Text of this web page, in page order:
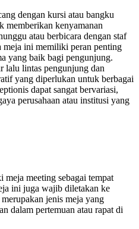
dengan kursi atau bangku
memberikan kenyamanan
atau berbicara dengan staf
meja ini memiliki peran penting
yang baik bagi pengunjung.
lalu lintas pengunjung dan
yang diperlukan untuk berbagai
dapat sangat bervariasi,
perusahaan atau institusi yang
meja meeting sebagai tempat
ini juga wajib diletakan ke
jenis meja yang
dalam pertemuan atau rapat di